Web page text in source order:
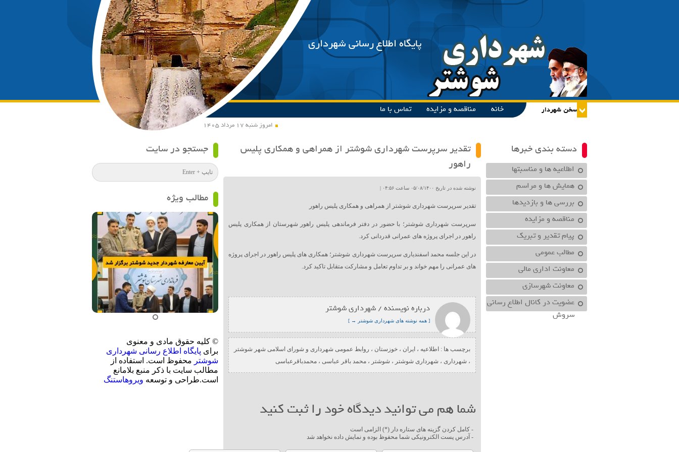
پایگاه اطلاع رسانی شهرداری
امروز شنبه ۱۷ مرداد ۱۴۰۵
خانه مناقصه و مزایده تماس با ما
دسته بندی خبرها
اطلاعیه ها و مناسبتها
همایش ها و مراسم
بررسی ها و بازدیدها
مناقصه و مزایده
پیام تقدیر و تبریک
مطالب عمومی
معاونت اداري مالي
معاونت شهرسازي
عضویت در کانال اطلاع رسانی
سروش
تقدیر سرپرست شهرداری شوشتر از همراهی و همکاری پلیس
راهور
نوشته شده در تاریخ ۰۵/۰۸/۱۴۰۰ ساعت ۰۴:۵۶ |
تقدیر سرپرست شهرداری شوشتر از همراهی و همکاری پلیس راهور
سرپرست شهرداری شوشتر؛ با حضور در دفتر فرماندهی پلیس راهور شهرستان از همکاری پلیس
راهور در اجرای پروژه های عمرانی قدردانی کرد.
در این جلسه محمد اسفندیاری سرپرست شهرداری شوشتر؛ همکاری های پلیس راهور در اجرای پروژه
های عمرانی را مهم خواند و بر تداوم تعامل و مشارکت متقابل تاکید کرد.
درباره نویسنده / شهرداری شوشتر
[ همه نوشته های شهرداری شوشتر → ]
برچسب ها : اطلاعیه ، ایران ، خوزستان ، روابط عمومی شهرداری و شورای اسلامی شهر شوشتر
، شهرداری ، شهرداری شوشتر ، شوشتر ، محمد باقر عباسی ، محمدباقرعباسی
شما هم می توانید دیدگاه خود را ثبت کنید
- کامل کردن گزینه های ستاره دار (*) الزامی است
- آدرس پست الکترونیکی شما محفوظ بوده و نمایش داده نخواهد شد
جستجو در سایت
مطالب ویژه
© کلیه حقوق مادی و معنوی
برای پایگاه اطلاع رسانی شهرداری
شوشتر محفوظ است. استفاده از
مطالب سایت با ذکر منبع بلامانع
است.طراحی و توسعه ویروهاستنگ